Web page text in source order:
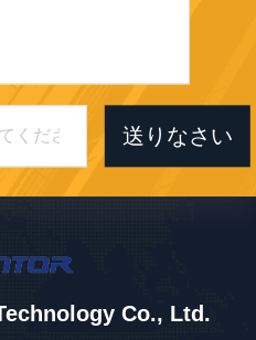
送りなさい
Co., Ltd.